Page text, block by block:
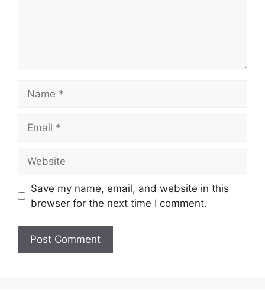
Save my name, email, and website in this
browser for the next time I comment.